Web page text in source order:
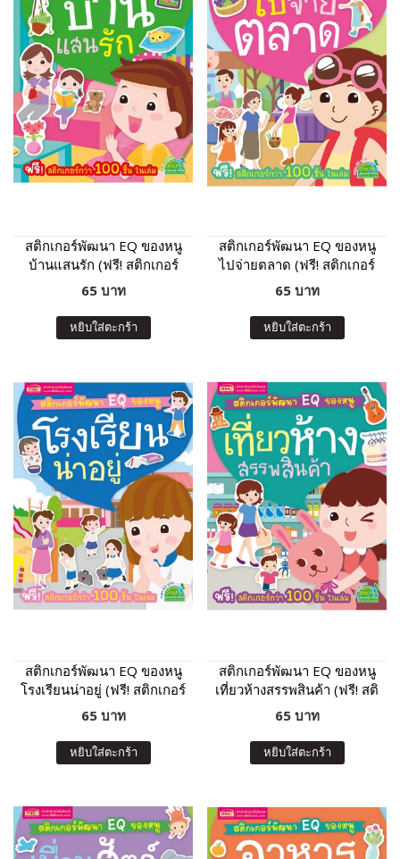
สติกเกอร์พัฒนา EQ ของหนู
บ้านแสนรัก (ฟรี! สติกเกอร์
กว่า 100 ชิ้น ในเล่ม)
65 บาท
หยิบใส่ตะกร้า
สติกเกอร์พัฒนา EQ ของหนู
ไปจ่ายตลาด (ฟรี! สติกเกอร์
กว่า 100 ชิ้น ในเล่ม)
65 บาท
หยิบใส่ตะกร้า
สติกเกอร์พัฒนา EQ ของหนู
โรงเรียนน่าอยู่ (ฟรี! สติกเกอร์
กว่า 100 ชิ้น ในเล่ม)
65 บาท
หยิบใส่ตะกร้า
สติกเกอร์พัฒนา EQ ของหนู
เที่ยวห้างสรรพสินค้า (ฟรี! สติ
กเกอร์กว่า 100 ชิ้น ในเล่ม)
65 บาท
หยิบใส่ตะกร้า